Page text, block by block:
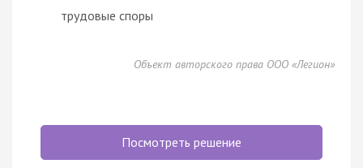
трудовые споры
Объект авторского права ООО «Легион»
Посмотреть решение